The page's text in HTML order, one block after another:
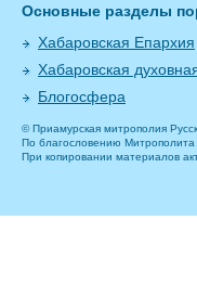
Основные разделы
Хабаровская Епархия
Хабаровская
Блогосфера
© Приамурская митрополия
По благословению Митрополита
При копировании материалов